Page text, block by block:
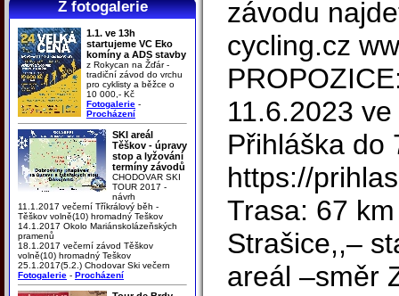
Z fotogalerie
1.1. ve 13h
startujeme VC Eko
komíny a ADS stavby
z Rokycan na Žďár -
tradiční závod do vrchu
pro cyklisty a běžce o
10 000,- Kč
Fotogalerie -
Procházení
SKI areál
Těškov - úpravy
stop a lyžování
termíny závodů
CHODOVAR SKI
TOUR 2017 -
návrh
11.1.2017 večerní Tříkrálový běh -
Těškov volně(10) hromadný Teškov
14.1.2017 Okolo Mariánskolázeňských
pramenů
18.1.2017 večerní závod Těškov
volně(10) hromadný Teškov
25.1.2017(5.2.) Chodovar Ski večern
Fotogalerie - Procházení
závodu
cycling.cz
11.6.2023
Přihláška do
https://
Trasa: 67
Strašice,,–
areál –směr